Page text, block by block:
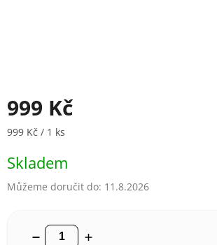
999 Kč
Měrná cena:
999 Kč / 1 ks
Skladem
Můžeme doručit do: 11.8.2026